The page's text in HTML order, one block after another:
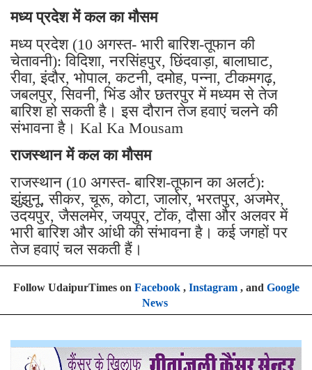
मध्य प्रदेश में कल का मौसम
मध्य प्रदेश (10 अगस्त- भारी बारिश-तूफान की
चेतावनी): विदिशा, नरसिंहपुर, छिंदवाड़ा, बालाघाट,
रीवा, इंदौर, भोपाल, कटनी, दमोह, पन्ना, टीकमगढ़,
जबलपुर, सिवनी, भिंड और छतरपुर में मध्यम से तेज
बारिश हो सकती है। इस दौरान तेज हवाएं चलने की
संभावना है। Kal Ka Mousam
राजस्थान में कल का मौसम
राजस्थान (10 अगस्त- बारिश-तूफान का अलर्ट):
झुंझुनू, सीकर, चूरू, कोटा, जालोर, भरतपुर, अजमेर,
उदयपुर, जैसलमेर, जयपुर, टोंक, दौसा और अलवर में
भारी बारिश और आंधी की संभावना है। कई जगहों पर
तेज हवाएं चल सकती हैं।
Follow UdaipurTimes on Facebook, Instagram, and Google
News